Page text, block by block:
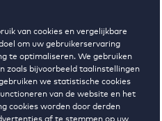
van cookies en vergelijkbare
om uw gebruikerservaring
te optimaliseren. We gebruiken
zoals bijvoorbeeld taalinstellingen
we statistische cookies
van de website en het
cookies worden door derden